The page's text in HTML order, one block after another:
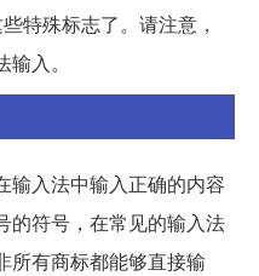
特殊标志了。请注意，
入。
输入法中输入正确的内容
的符号，在常见的输入法
所有商标都能够直接输